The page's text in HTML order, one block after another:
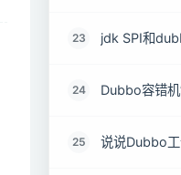
23 jdk SPI和
24 Dubbo容错
25 说说Dubbo